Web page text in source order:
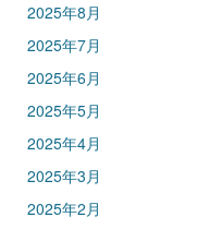
2025年8月
2025年7月
2025年6月
2025年5月
2025年4月
2025年3月
2025年2月